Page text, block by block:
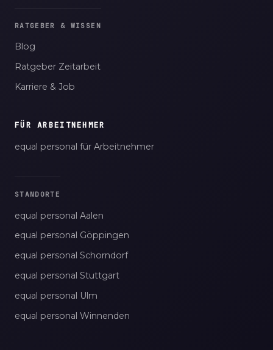
RATGEBER & WISSEN
Blog
Ratgeber Zeitarbeit
Karriere & Job
FÜR ARBEITNEHMER
equal personal für Arbeitnehmer
STANDORTE
equal personal Aalen
equal personal Göppingen
equal personal Schorndorf
equal personal Stuttgart
equal personal Ulm
equal personal Winnenden